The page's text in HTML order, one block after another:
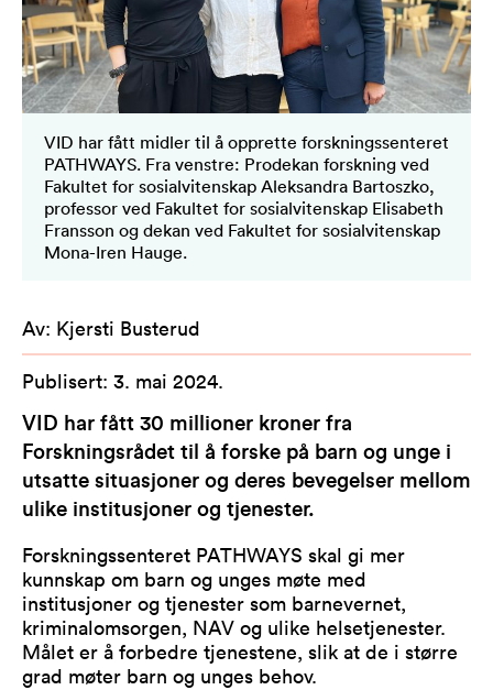
VID har fått midler til å opprette forskningssenteret
PATHWAYS. Fra venstre: Prodekan forskning ved
Fakultet for sosialvitenskap Aleksandra Bartoszko,
professor ved Fakultet for sosialvitenskap Elisabeth
Fransson og dekan ved Fakultet for sosialvitenskap
Mona-Iren Hauge.
Av: Kjersti Busterud
Publisert: 3. mai 2024.
VID har fått 30 millioner kroner fra
Forskningsrådet til å forske på barn og unge i
utsatte situasjoner og deres bevegelser mellom
ulike institusjoner og tjenester.
Forskningssenteret PATHWAYS skal gi mer
kunnskap om barn og unges møte med
institusjoner og tjenester som barnevernet,
kriminalomsorgen, NAV og ulike helsetjenester.
Målet er å forbedre tjenestene, slik at de i større
grad møter barn og unges behov.